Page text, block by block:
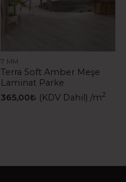
7 MM
Terra Soft Amber Meşe
Laminat Parke
365,00₺ (KDV Dahil) /m2